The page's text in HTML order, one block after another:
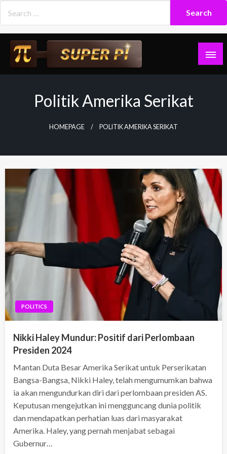
content
Politik Amerika Serikat
HOMEPAGE POLITIK AMERIKA SERIKAT
POLITICS
Nikki Haley Mundur: Positif dari Perlombaan
Presiden 2024
Mantan Duta Besar Amerika Serikat untuk Perserikatan
Bangsa-Bangsa, Nikki Haley, telah mengumumkan bahwa
ia akan mengundurkan diri dari perlombaan presiden AS.
Keputusan mengejutkan ini mengguncang dunia politik
dan mendapatkan perhatian luas dari masyarakat
Amerika. Haley, yang pernah menjabat sebagai
Gubernur…